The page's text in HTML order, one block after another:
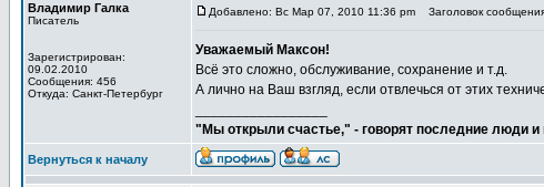
Владимир Галка
Писатель
Зарегистрирован:
09.02.2010
Сообщения: 456
Откуда: Санкт-Петербург
Добавлено: Вс Мар 07, 2010 11:36 pm Заголовок
Уважаемый Максон!
Всё это сложно, обслуживание, сохранение и т.д.
А лично на Ваш взгляд, если отвлечься от этих
"Мы открыли счастье," - говорят последние люди и
Вернуться к началу